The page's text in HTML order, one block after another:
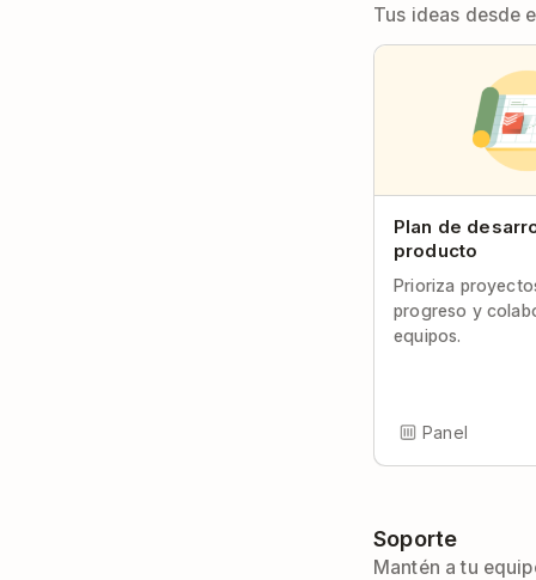
Tus ideas desde
Plan de
producto
Prioriza
progreso y
equipos.
Panel
Soporte
Mantén a tu